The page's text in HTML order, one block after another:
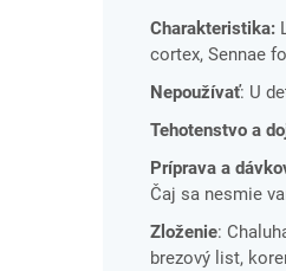
Charakteristika:
cortex, Sennae
Nepoužívať: U
Tehotenstvo a
Príprava a
Čaj sa nesmie
Zloženie:
brezový list,